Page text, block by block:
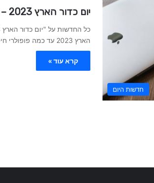
חדשות היום
יום כדור הארץ 2023 – חם ברשת
הארץ 2023 עד כמה פופולרי חיפוש :…
קרא עוד »